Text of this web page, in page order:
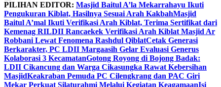
PILIHAN EDITOR: Masjid Baitul A’la Mekarrahayu Ikuti
Pengukuran Kiblat, Hasilnya Sesuai Arah KakbahMasjid
Baitul A’mal Ikuti Verifikasi Arah Kiblat, Terima Sertifikat dari
Kemenag RILDII Rancaekek Verifikasi Arah Kiblat Masjid Ar
Robbani Lewat Fenomena Rashdul QiblatCetak Generasi
Berkarakter, PC LDII Margaasih Gelar Evaluasi Generus
Kolaborasi 3 KecamatanGotong Royong di Bojong Badak:
LDII Cikancung dan Warga Cikasungka Rawat Kebersihan
MasjidKeakraban Pemuda PC Cilengkrang dan PAC Giri
Mekar Perkuat Silaturahmi Melalui Kegiatan KeagamaanIsi